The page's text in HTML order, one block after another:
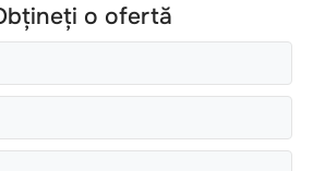
o ofertă